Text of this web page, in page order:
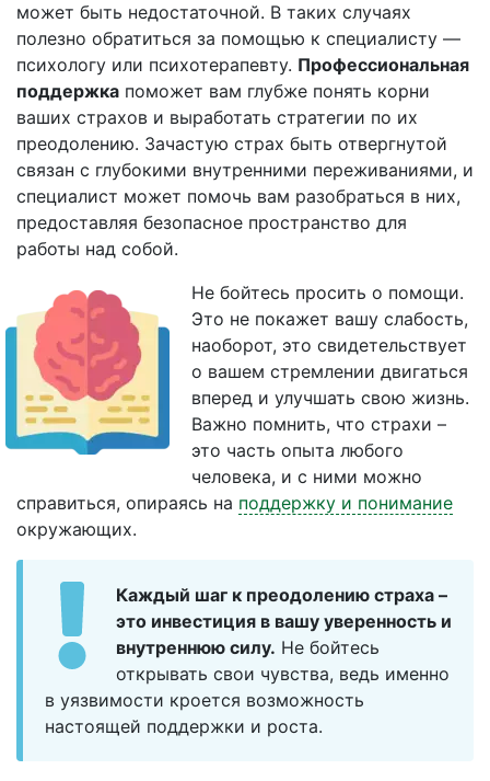
может быть недостаточной. В таких случаях
полезно обратиться за помощью к специалисту —
психологу или психотерапевту. Профессиональная
поддержка поможет вам глубже понять корни
ваших страхов и выработать стратегии по их
преодолению. Зачастую страх быть отвергнутой
связан с глубокими внутренними переживаниями, и
специалист может помочь вам разобраться в них,
предоставляя безопасное пространство для
работы над собой.
Не бойтесь просить о помощи.
Это не покажет вашу слабость,
наоборот, это свидетельствует
о вашем стремлении двигаться
вперед и улучшать свою жизнь.
Важно помнить, что страхи –
это часть опыта любого
человека, и с ними можно
справиться, опираясь на поддержку и понимание
окружающих.
Каждый шаг к преодолению страха –
это инвестиция в вашу уверенность и
внутреннюю силу. Не бойтесь
открывать свои чувства, ведь именно
в уязвимости кроется возможность
настоящей поддержки и роста.